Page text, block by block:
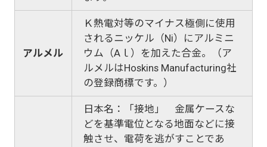
アルメル
Ｋ熱電対等のマイナス極側に使用
されるニッケル（Ni）にアルミニ
ウム（Aｌ）を加えた合金。（ア
ルメルはHoskins Manufacturing社
の登録商標です。）
日本名：「接地」 金属ケースな
どを基準電位となる地面などに接
触させ、電荷を逃がすことであ